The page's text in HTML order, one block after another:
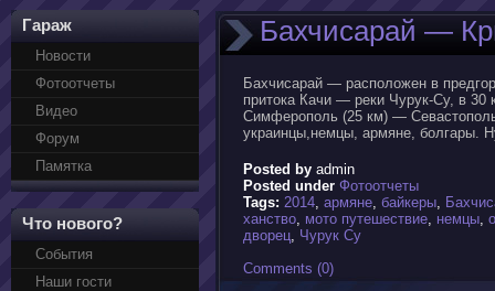
Гараж
Новости
Фотоотчеты
Видео
Форум
Памятка
Что нового?
События
Наши гости
Бахчисарай —
Бахчисарай — расположен в
притока Качи — реки Чурук-Су, в
Симферополь (25 км) —
украинцы,немцы, армяне, болгары.
Posted by admin
Posted under Фотоотчеты
Tags: 2014, армяне, байкеры,
ханство, мото путешествие, немцы,
дворец, Чурук Су
Comments (0)